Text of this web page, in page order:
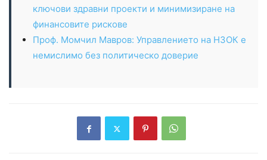
ключови здравни проекти и минимизиране на
финансовите рискове
Проф. Момчил Мавров: Управлението на НЗОК е
немислимо без политическо доверие